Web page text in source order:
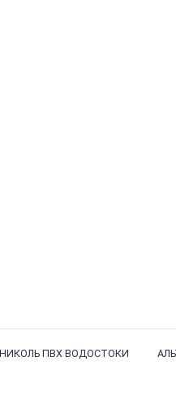
ПВХ ВОДОСТОКИ